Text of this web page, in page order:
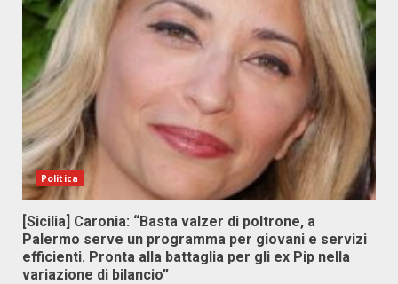
Politica
[Sicilia] Caronia: “Basta valzer di poltrone, a
Palermo serve un programma per giovani e servizi
efficienti. Pronta alla battaglia per gli ex Pip nella
variazione di bilancio”